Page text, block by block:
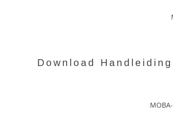
Download Handleiding